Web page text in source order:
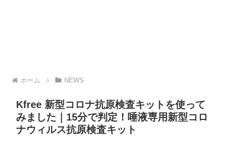
ホーム NEWS
Kfree 新型コロナ抗原検査キットを使って
みました｜15分で判定！唾液専用新型コロ
ナウィルス抗原検査キット